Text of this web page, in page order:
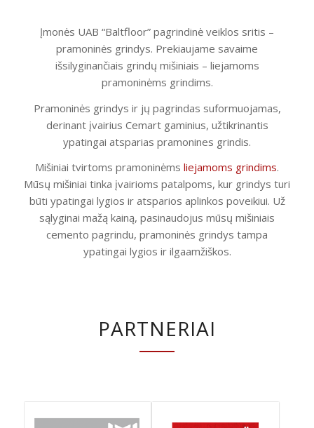
Įmonės UAB “Baltfloor” pagrindinė veiklos sritis –
pramoninės grindys. Prekiaujame savaime
išsilyginančiais grindų mišiniais – liejamoms
pramoninėms grindims.
Pramoninės grindys ir jų pagrindas suformuojamas,
derinant įvairius Cemart gaminius, užtikrinantis
ypatingai atsparias pramonines grindis.
Mišiniai tvirtoms pramoninėms liejamoms grindims.
Mūsų mišiniai tinka įvairioms patalpoms, kur grindys turi
būti ypatingai lygios ir atsparios aplinkos poveikiui. Už
sąlyginai mažą kainą, pasinaudojus mūsų mišiniais
cemento pagrindu, pramoninės grindys tampa
ypatingai lygios ir ilgaamžiškos.
PARTNERIAI